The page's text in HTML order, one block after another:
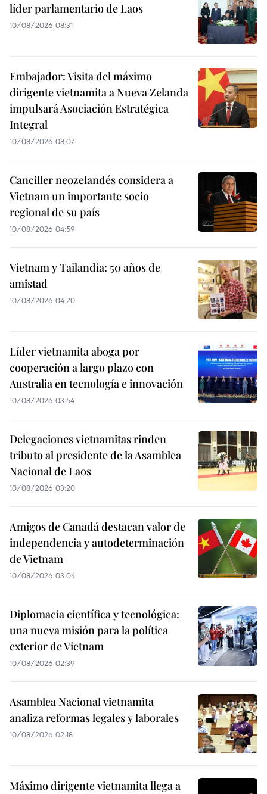
líder parlamentario de Laos
10/08/2026 08:31
Embajador: Visita del máximo
dirigente vietnamita a Nueva Zelanda
impulsará Asociación Estratégica
Integral
10/08/2026 08:07
Canciller neozelandés considera a
Vietnam un importante socio
regional de su país
10/08/2026 04:59
Vietnam y Tailandia: 50 años de
amistad
10/08/2026 04:20
Líder vietnamita aboga por
cooperación a largo plazo con
Australia en tecnología e innovación
10/08/2026 03:54
Delegaciones vietnamitas rinden
tributo al presidente de la Asamblea
Nacional de Laos
10/08/2026 03:20
Amigos de Canadá destacan valor de
independencia y autodeterminación
de Vietnam
10/08/2026 03:04
Diplomacia científica y tecnológica:
una nueva misión para la política
exterior de Vietnam
10/08/2026 02:39
Asamblea Nacional vietnamita
analiza reformas legales y laborales
10/08/2026 02:18
Máximo dirigente vietnamita llega a